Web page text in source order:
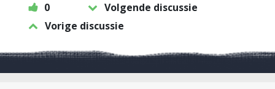
0
Volgende discussie
Vorige discussie